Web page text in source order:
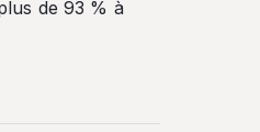
de 93 % à